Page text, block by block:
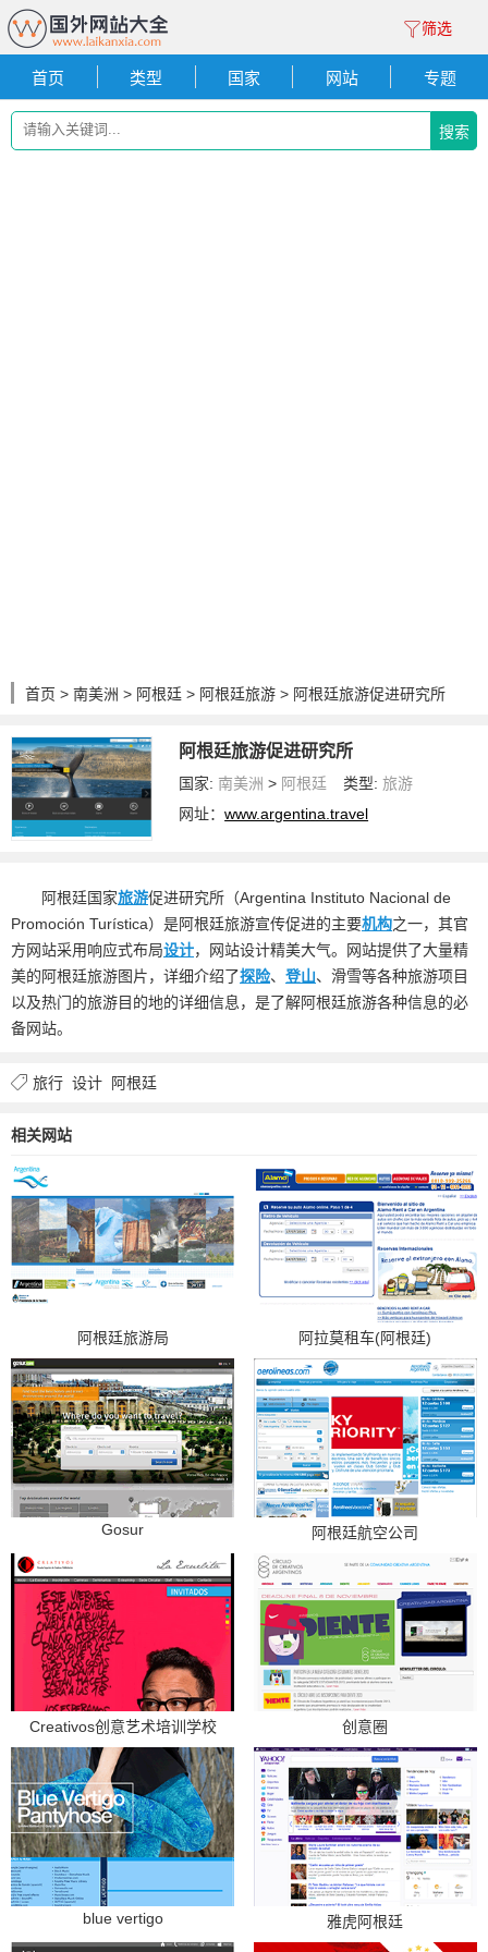
筛选
首页 类型 国家 网站 专题
搜索
首页 > 南美洲 > 阿根廷 > 阿根廷旅游 > 阿根廷旅游促进研究所
阿根廷旅游促进研究所
国家: 南美洲 > 阿根廷 类型: 旅游
网址：www.argentina.travel
阿根廷国家旅游促进研究所（Argentina Instituto Nacional de
Promoción Turística）是阿根廷旅游宣传促进的主要机构之一，其官
方网站采用响应式布局设计，网站设计精美大气。网站提供了大量精
美的阿根廷旅游图片，详细介绍了探险、 登山、滑雪等各种旅游项目
以及热门的旅游目的地的详细信息，是了解阿根廷旅游各种信息的必
备网站。
旅行 设计 阿根廷
相关网站
阿根廷旅游局 阿拉莫租车(阿根廷)
Gosur 阿根廷航空公司
Creativos创意艺术培训学校 创意圈
blue vertigo 雅虎阿根廷